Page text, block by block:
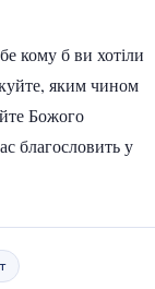
кому б ви хотіли
яким чином
Божого
благословить у